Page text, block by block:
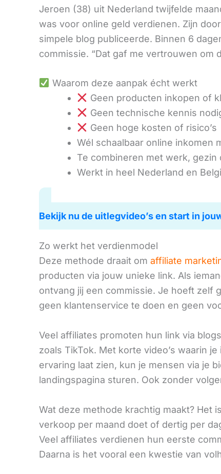
Jeroen (38) uit Nederland twijfelde
was voor online geld verdienen. Zijn
simpele blog publiceerde. Binnen 6
commissie. “Dat gaf me vertrouwen om
Waarom deze aanpak écht werkt
Geen producten inkopen of
Geen technische kennis
Geen hoge kosten of risico’s
Wél schaalbaar online inkomen
Te combineren met werk, gezin
Werkt in heel Nederland en
Bekijk nu de uitlegvideo’s en start in
Zo werkt het verdienmodel
Deze methode draait om affiliate
producten via jouw unieke link. Als
ontvang jij een commissie. Je hoeft zelf
geen klantenservice te doen en geen
Veel affiliates promoten hun link via
zoals TikTok. Met korte video’s waarin
ervaring laat zien, kun je mensen via je
landingspagina sturen. Ook zonder
Wat deze methode krachtig maakt? Het
verkoop per maand doet of dertig per
Veel affiliates verdienen hun eerste
Daarna is het vooral een kwestie van